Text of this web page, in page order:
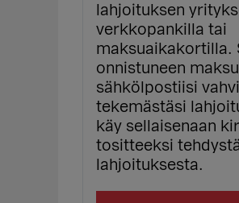
lahjoituksen
verkkopankilla tai
maksuaikakortilla.
onnistuneen
sähkölpostiisi
tekemästäsi
käy sellaisenaan
tositteeksi
lahjoituksesta.